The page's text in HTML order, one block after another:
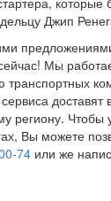
Джип
Мы
региону. Чтобы
Вы можете
74 или же